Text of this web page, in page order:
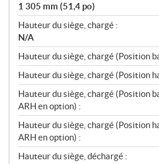
1 305 mm (51,4 po)
Hauteur du siège, chargé :
N/A
Hauteur du siège, chargé (Position
Hauteur du siège, chargé (Position
Hauteur du siège, chargé (Position
ARH en option) :
Hauteur du siège, chargé (Position
ARH en option) :
Hauteur du siège, déchargé :